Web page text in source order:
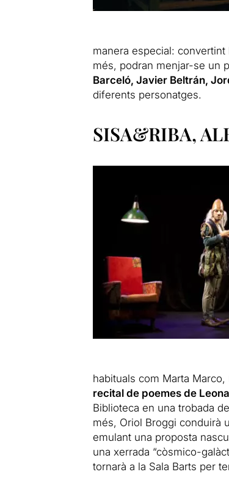
manera especial:
més, podran menjar-se un
Barceló, Javier Beltrán,
diferents personatges.
SISA&RIBA,
habituals com Marta
recital de poemes de
Biblioteca en una trobada
més, Oriol Broggi conduirà
emulant una proposta
una xerrada “còsmico-
tornarà a la Sala Barts per